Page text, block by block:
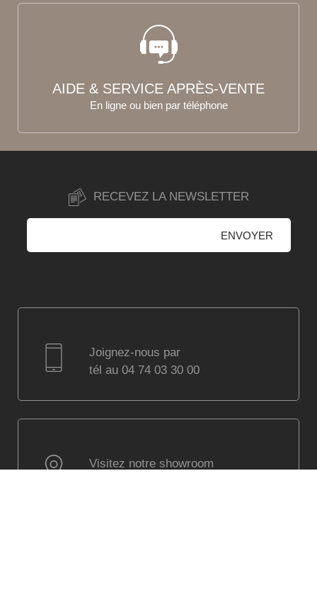
AIDE & SERVICE APRÈS-VENTE
En ligne ou bien par téléphone
RECEVEZ LA NEWSLETTER
Joignez-nous par
tél au 04 74 03 30 00
Visitez notre showroom